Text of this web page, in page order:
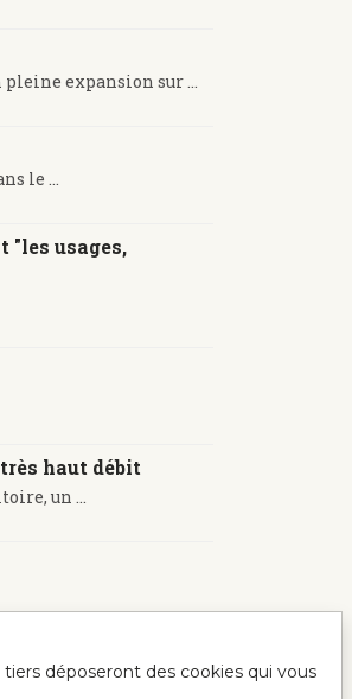
expansion sur ...
le ...
"les usages,
haut débit
un ...
déposeront des cookies qui vous